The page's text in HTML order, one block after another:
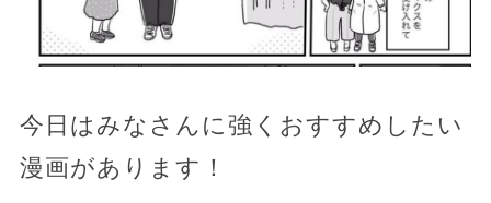
今日はみなさんに強くおすすめしたい
漫画があります！